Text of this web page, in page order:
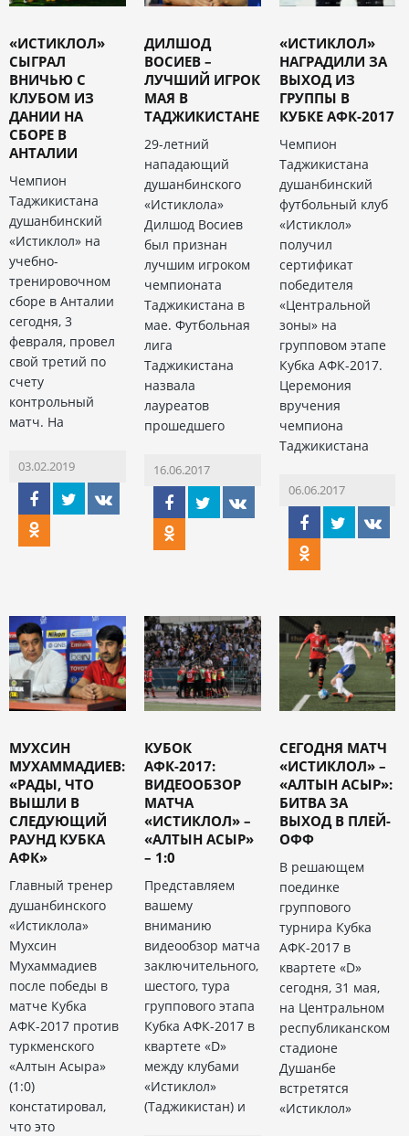
«ИСТИКЛОЛ»
СЫГРАЛ
ВНИЧЬЮ С
КЛУБОМ ИЗ
ДАНИИ НА
СБОРЕ В
АНТАЛИИ
Чемпион
Таджикистана
душанбинский
«Истиклол» на
учебно-
тренировочном
сборе в Анталии
сегодня, 3
февраля, провел
свой третий по
счету
контрольный
матч. На
03.02.2019
ДИЛШОД
ВОСИЕВ –
ЛУЧШИЙ ИГРОК
МАЯ В
ТАДЖИКИСТАНЕ
29-летний
нападающий
душанбинского
«Истиклола»
Дилшод Восиев
был признан
лучшим игроком
чемпионата
Таджикистана в
мае. Футбольная
лига
Таджикистана
назвала
лауреатов
прошедшего
16.06.2017
«ИСТИКЛОЛ»
НАГРАДИЛИ ЗА
ВЫХОД ИЗ
ГРУППЫ В
КУБКЕ АФК-2017
Чемпион
Таджикистана
душанбинский
футбольный клуб
«Истиклол»
получил
сертификат
победителя
«Центральной
зоны» на
групповом этапе
Кубка АФК-2017.
Церемония
вручения
чемпиона
Таджикистана
06.06.2017
МУХСИН
МУХАММАДИЕВ:
«РАДЫ, ЧТО
ВЫШЛИ В
СЛЕДУЮЩИЙ
РАУНД КУБКА
АФК»
Главный тренер
душанбинского
«Истиклола»
Мухсин
Мухаммадиев
после победы в
матче Кубка
АФК-2017 против
туркменского
«Алтын Асыра»
(1:0)
констатировал,
что это
КУБОК
АФК-2017:
ВИДЕООБЗОР
МАТЧА
«ИСТИКЛОЛ» –
«АЛТЫН АСЫР»
– 1:0
Представляем
вашему
вниманию
видеообзор матча
заключительного,
шестого, тура
группового этапа
Кубка АФК-2017 в
квартете «D»
между клубами
«Истиклол»
(Таджикистан) и
СЕГОДНЯ МАТЧ
«ИСТИКЛОЛ» –
«АЛТЫН АСЫР»:
БИТВА ЗА
ВЫХОД В ПЛЕЙ-
ОФФ
В решающем
поединке
группового
турнира Кубка
АФК-2017 в
квартете «D»
сегодня, 31 мая,
на Центральном
республиканском
стадионе
Душанбе
встретятся
«Истиклол»